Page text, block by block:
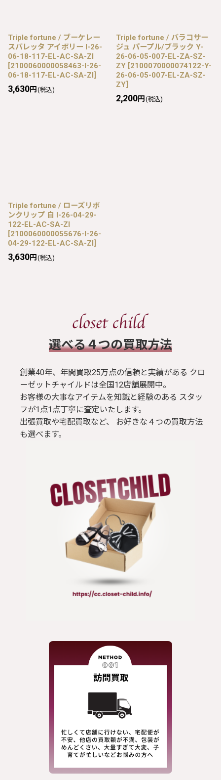
Triple fortune / ブーケレー
スバレッタ アイボリー I-26-
06-18-117-EL-AC-SA-ZI
[2100060000058463-I-26-
06-18-117-EL-AC-SA-ZI]
3,630円 (税込)
Triple fortune / バラコサー
ジュ パープル/ブラック Y-
26-06-05-007-EL-ZA-SZ-
ZY [2100070000074122-Y-
26-06-05-007-EL-ZA-SZ-
ZY]
2,200円 (税込)
Triple fortune / ローズリボ
ンクリップ 白 I-26-04-29-
122-EL-AC-SA-ZI
[2100060000055676-I-26-
04-29-122-EL-AC-SA-ZI]
3,630円 (税込)
​選べる４つの買取方法
創業40年、年間買取25万点の信頼と実績がある クロ
ーゼットチャイルドは全国12店舗展開中。
お客様の大事なアイテムを知識と経験のある スタッ
フが1点1点丁寧に査定いたします。
出張買取や宅配買取など、 お好きな４つの買取方法
も選べます。